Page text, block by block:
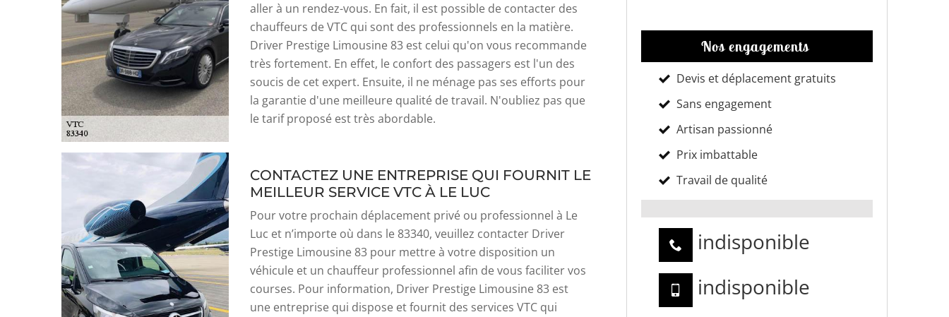
aller à un rendez-vous. En fait, il est possible de contacter des
chauffeurs de VTC qui sont des professionnels en la matière.
Driver Prestige Limousine 83 est celui qu'on vous recommande
très fortement. En effet, le confort des passagers est l'un des
soucis de cet expert. Ensuite, il ne ménage pas ses efforts pour
la garantie d'une meilleure qualité de travail. N'oubliez pas que
le tarif proposé est très abordable.
CONTACTEZ UNE ENTREPRISE QUI FOURNIT LE
MEILLEUR SERVICE VTC À LE LUC
Pour votre prochain déplacement privé ou professionnel à Le
Luc et n’importe où dans le 83340, veuillez contacter Driver
Prestige Limousine 83 pour mettre à votre disposition un
véhicule et un chauffeur professionnel afin de vous faciliter vos
courses. Pour information, Driver Prestige Limousine 83 est
une entreprise qui dispose et fournit des services VTC qui
Nos engagements
Devis et déplacement gratuits
Sans engagement
Artisan passionné
Prix imbattable
Travail de qualité
indisponible
indisponible